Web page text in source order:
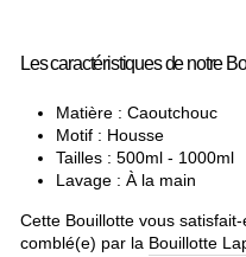
Les caractéristiques de notre
Matière : Caoutchouc
Motif : Housse
Tailles : 500ml - 1000ml
Lavage : À la main
Cette Bouillotte vous
comblé(e) par la Bouillotte